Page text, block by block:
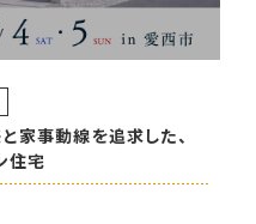
家事動線を追求した、
住宅